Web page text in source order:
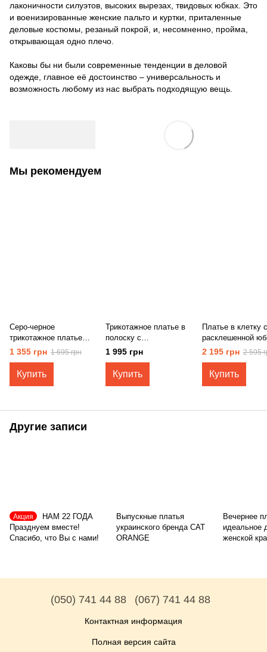
лаконичности силуэтов, высоких вырезах, твидовых юбках. Это
и военизированные женские пальто и куртки, приталенные
деловые костюмы, резаный покрой, и, несомненно, пройма,
открывающая одно плечо.
Каковы бы ни были современные тенденции в деловой
одежде, главное её достоинство – универсальность и
возможность любому из нас выбрать подходящую вещь.
Мы рекомендуем
Серо-черное
трикотажное платье
свободного кроя с
карманами 5803
1 355 грн 1 695 грн
Купить
Трикотажное платье в
полоску с
декоративным поясом
1 995 грн
Купить
Платье в клетку с
расклешенной
разрезом 5798
2 195 грн 2 595
Купить
Другие записи
Акция
НАМ 22 ГОДА
Празднуем вместе!
Спасибо, что Вы с нами!
Выпускные платья
украинского бренда CAT
ORANGE
Вечернее
идеальное
женской
(050) 741 44 88 (067) 741 44 88
Контактная информация
Полная версия сайта